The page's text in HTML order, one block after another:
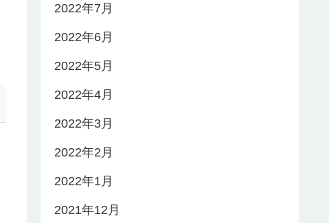
2022年7月
2022年6月
2022年5月
2022年4月
2022年3月
2022年2月
2022年1月
2021年12月